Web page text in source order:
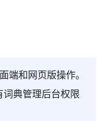
端和网页版操作。
典管理后台权限